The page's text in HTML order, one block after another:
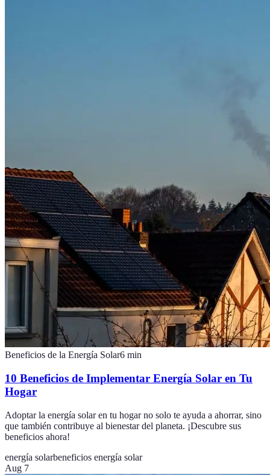
Beneficios de la Energía Solar6 min
10 Beneficios de Implementar Energía Solar en Tu
Hogar
Adoptar la energía solar en tu hogar no solo te ayuda a ahorrar, sino
que también contribuye al bienestar del planeta. ¡Descubre sus
beneficios ahora!
energía solarbeneficios energía solar
Aug 7